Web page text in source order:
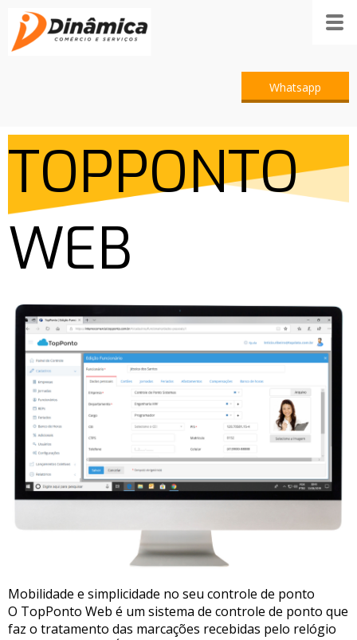
Whatsapp
TOPPONTO
WEB
Mobilidade e simplicidade no seu controle de ponto
O TopPonto Web é um sistema de controle de ponto que
faz o tratamento das marcações recebidas pelo relógio